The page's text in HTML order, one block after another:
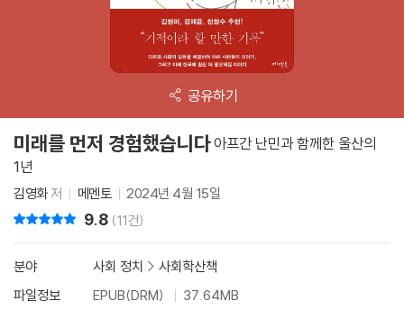
공유하기
미래를 먼저 경험했습니다아프간 난민과 함께한 울산의
1년
김영화저 메멘토 2024년 4월 15일
9.8 (11건)
분야 사회 정치 > 사회학산책
파일정보
EPUB(DRM)
37.64MB